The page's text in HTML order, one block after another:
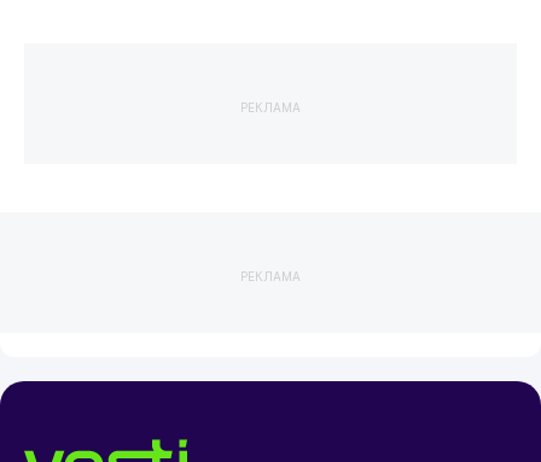
РЕКЛАМА
РЕКЛАМА